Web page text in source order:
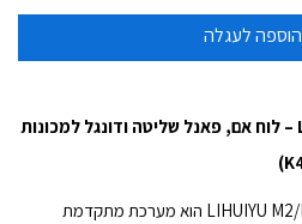
הוספה לעגלה
בקר לייזר LIHUIYU M2/M3:10 – לוח אם, פאנל שליטה ודונגל למכונות
בקר הלייזר LIHUIYU M2/M3:10 הוא מערכת מתקדמת